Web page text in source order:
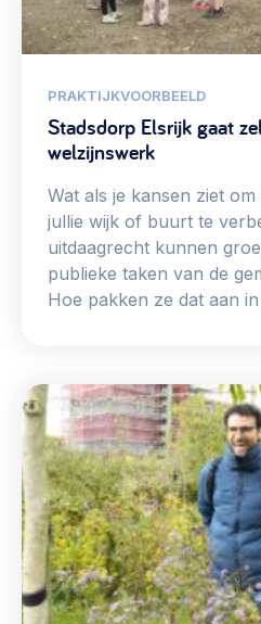
PRAKTIJKVOORBEELD
Stadsdorp Elsrijk gaat
welzijnswerk
Wat als je kansen ziet
jullie wijk of buurt te
uitdaagrecht kunnen
publieke taken van de
Hoe pakken ze dat aan